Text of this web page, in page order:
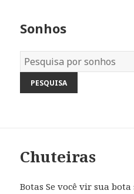
Sonhos
Dicionário
dos
Sonhos:
Chuteiras
Botas Se você vir sua